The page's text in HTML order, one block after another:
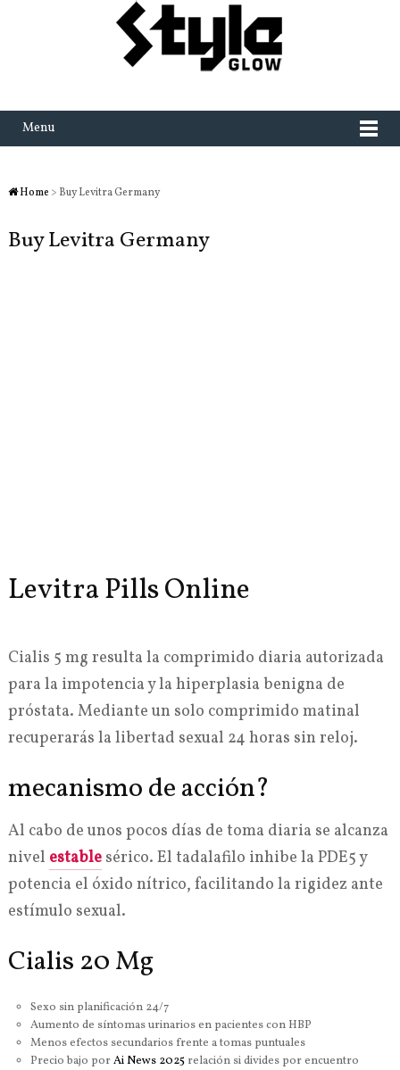
Menu
Home > Buy Levitra Germany
Buy Levitra Germany
Levitra Pills Online
Cialis 5 mg resulta la comprimido diaria autorizada
para la impotencia y la hiperplasia benigna de
próstata. Mediante un solo comprimido matinal
recuperarás la libertad sexual 24 horas sin reloj.
mecanismo de acción?
Al cabo de unos pocos días de toma diaria se alcanza
nivel establesérico. El tadalafilo inhibe la PDE5 y
potencia el óxido nítrico, facilitando la rigidez ante
estímulo sexual.
Cialis 20 Mg
Sexo sin planificación 24/7
Aumento de síntomas urinarios en pacientes con HBP
Menos efectos secundarios frente a tomas puntuales
Precio bajo porAi News 2025relación si divides por encuentro